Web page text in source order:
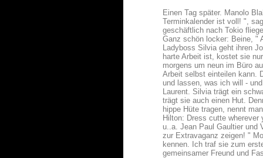
Einen Tag später. Manolo
Terminkalender ist voll! ",
geschäftlich nach Tokio
Ganz schön locker: Beine, "
Ladyboss Silvia geht ihren
harte Arbeit ist, kostet sie
morgens um neun im Büro
Arbeit selbst einteilen kann.
und lassen, was ich will -
Laurent. Silvia trägt ein
trägt sie auch einen Hut.
hippe Hüte tragen, nennt
Hilton: Dress cutte
u..a. Jean Paul Gaultier und
zur Extravaganz zeigen! "
kennen. Ich traf sie zum
gemeinsamer Freund und